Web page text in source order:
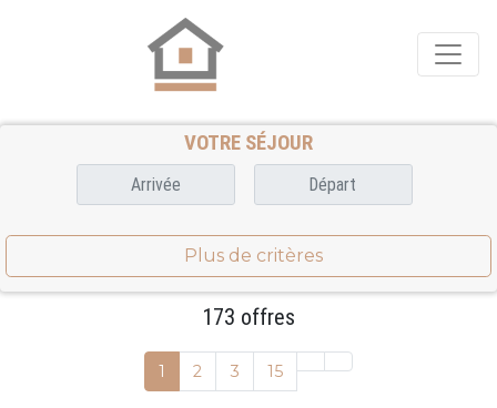
VOTRE SÉJOUR
Plus de critères
173 offres
1 2 3 15